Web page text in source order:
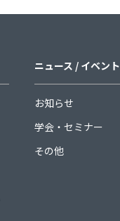
ニュース / イベント
お知らせ
学会・セミナー
その他